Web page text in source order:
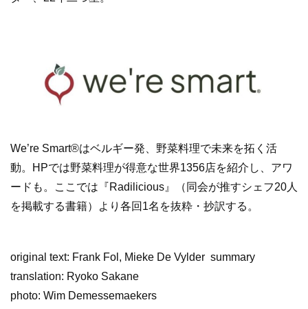
We’re Smart®はベルギー発、野菜料理で未来を拓く活
動。HPでは野菜料理が得意な世界1356店を紹介し、アワ
ードも。ここでは『Radilicious』（同会が推すシェフ20人
を掲載する書籍）より各回1名を抜粋・抄訳する。
original text: Frank Fol, Mieke De Vylder summary
translation: Ryoko Sakane
photo: Wim Demessemaekers